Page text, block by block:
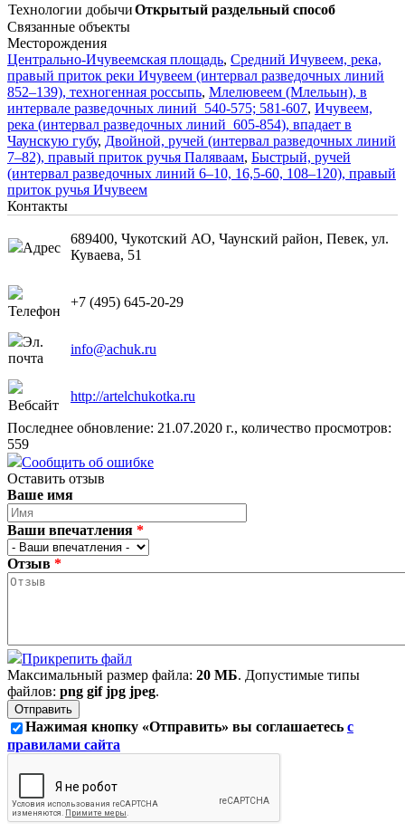
Технологии добычиОткрытый раздельный способ
Связанные объекты
Месторождения
Центрально-Ичувеемская площадь, Средний Ичувеем, река,
правый приток реки Ичувеем (интервал разведочных линий
852–139), техногенная россыпь, Млелювеем (Млельын), в
интервале разведочных линий 540-575; 581-607, Ичувеем,
река (интервал разведочных линий 605-854), впадает в
Чаунскую губу, Двойной, ручей (интервал разведочных линий
7–82), правый приток ручья Паляваам, Быстрый, ручей
(интервал разведочных линий 6–10, 16,5-60, 108–120), правый
приток ручья Ичувеем
Контакты
Адрес
689400, Чукотский АО, Чаунский район, Певек, ул.
Куваева, 51
Телефон
+7 (495) 645-20-29
Эл.
почта
info@achuk.ru
Вебсайт
http://artelchukotka.ru
Последнее обновление: 21.07.2020 г., количество просмотров:
559
Сообщить об ошибке
Оставить отзыв
Ваше имя
Ваши впечатления *
Отзыв *
Прикрепить файл
Максимальный размер файла: 20 МБ. Допустимые типы
файлов: png gif jpg jpeg.
Нажимая кнопку «Отправить» вы соглашаетесь с
правилами сайта